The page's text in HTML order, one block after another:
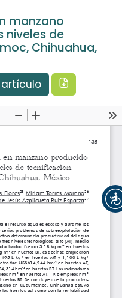
Entrar
manzano
niveles de
Chihuahua,